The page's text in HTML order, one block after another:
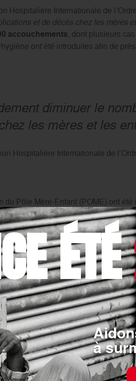
Hospitalière Internationale de
et de décès chez les mères
accouchements, dont plusieurs
ont été introduites afin de
diminuer le
les mères et les
Hospitalière Internationale de
du Pôle Mère-Enfant (POME) ont
et de l’ambassadeur de
par une messe et la bénédiction du
au nom de Saint Carlo Acutis ,
ÉTÉ
à